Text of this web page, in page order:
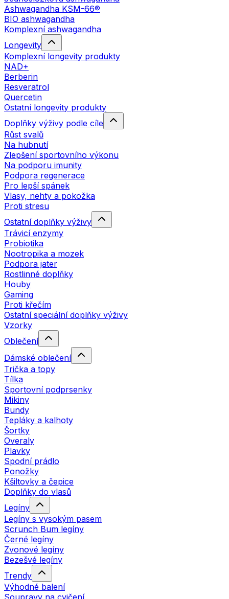
Ashwagandha KSM-66®
BIO ashwagandha
Komplexní ashwagandha
Longevity
Komplexní longevity produkty
NAD+
Berberin
Resveratrol
Quercetin
Ostatní longevity produkty
Doplňky výživy podle cíle
Růst svalů
Na hubnutí
Zlepšení sportovního výkonu
Na podporu imunity
Podpora regenerace
Pro lepší spánek
Vlasy, nehty a pokožka
Proti stresu
Ostatní doplňky výživy
Trávicí enzymy
Probiotika
Nootropika a mozek
Podpora jater
Rostlinné doplňky
Houby
Gaming
Proti křečím
Ostatní speciální doplňky výživy
Vzorky
Oblečení
Dámské oblečení
Trička a topy
Tílka
Sportovní podprsenky
Mikiny
Bundy
Tepláky a kalhoty
Šortky
Overaly
Plavky
Spodní prádlo
Ponožky
Kšiltovky a čepice
Doplňky do vlasů
Legíny
Legíny s vysokým pasem
Scrunch Bum legíny
Černé legíny
Zvonové legíny
Bezešvé legíny
Trendy
Výhodné balení